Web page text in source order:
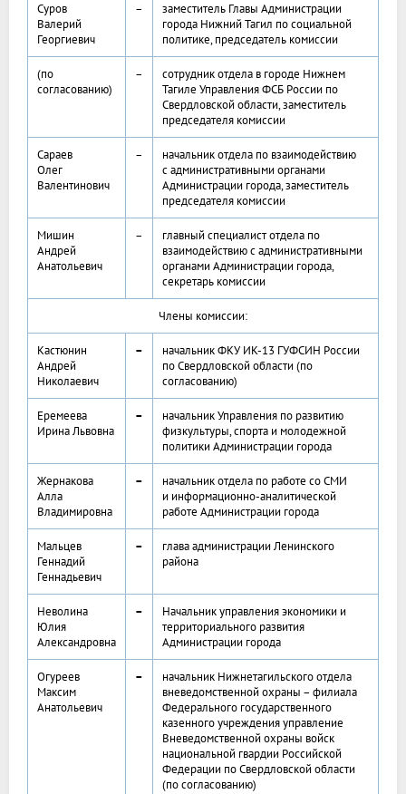
Суров
Валерий
Георгиевич
–
заместитель Главы Администрации
города Нижний Тагил по социальной
политике, председатель комиссии
(по
согласованию)
–
сотрудник отдела в городе Нижнем
Тагиле Управления ФСБ России по
Свердловской области, заместитель
председателя комиссии
Сараев
Олег
Валентинович
–
начальник отдела по взаимодействию
с административными органами
Администрации города, заместитель
председателя комиссии
Мишин
Андрей
Анатольевич
–
главный специалист отдела по
взаимодействию с административными
органами Администрации города,
секретарь комиссии
Члены комиссии:
Кастюнин
Андрей
Николаевич
–
начальник ФКУ ИК-13 ГУФСИН России
по Свердловской области (по
согласованию)
Еремеева
Ирина Львовна
–
начальник Управления по развитию
физкультуры, спорта и молодежной
политики Администрации города
Жернакова
Алла
Владимировна
–
начальник отдела по работе со СМИ
и информационно-аналитической
работе Администрации города
Мальцев
Геннадий
Геннадьевич
–
глава администрации Ленинского
района
Неволина
Юлия
Александровна
–
Начальник управления экономики и
территориального развития
Администрации города
Огуреев
Максим
Анатольевич
–
начальник Нижнетагильского отдела
вневедомственной охраны – филиала
Федерального государственного
казенного учреждения управление
Вневедомственной охраны войск
национальной гвардии Российской
Федерации по Свердловской области
(по согласованию)